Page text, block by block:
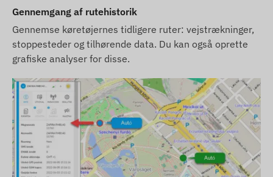
offentliggjort af producenten, som ikke altid er
præcise eller fejlfrie. Producenten forbeholder sig
retten til at ændre visse parametre eller
emballagen af produktet uden forudgående varsel
hjemmeside finder sted efter detektering og
evaluering af ændringerne.
Gennemgang af rutehistorik
Gennemse køretøjernes tidligere ruter: vejstrækninger,
stoppesteder og tilhørende data. Du kan også oprette
grafiske analyser for disse.